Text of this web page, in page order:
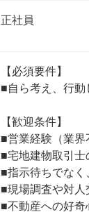
正社員
【必須要件】
■自ら考え、行
【歓迎条件】
■営業経験（業界
■宅地建物取引士
■指示待ちでなく
■現場調査や対人
■不動産への好